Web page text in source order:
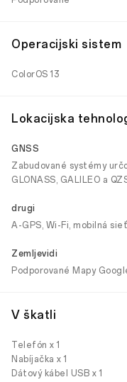
Operacijski sistem
ColorOS 13
Lokacijska
GNSS
Zabudované systémy
GLONASS, GALILEO a
drugi
A-GPS, Wi-Fi, mobilná
Zemljevidi
Podporované Mapy
V škatli
Telefón x 1
Nabíjačka x 1
Dátový kábel USB x 1